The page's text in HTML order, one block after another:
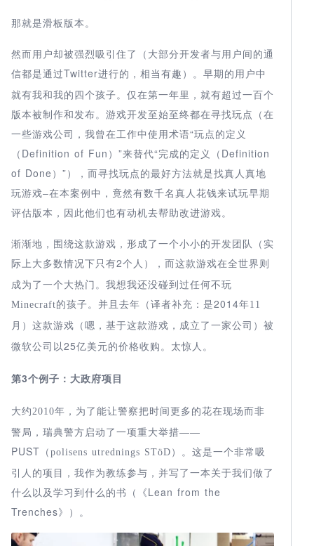
那就是滑板版本。
然而用户却被强烈吸引住了（大部分开发者与用户间的通
信都是通过Twitter进行的，相当有趣 ）。早期的用户中
就有我和我的四个孩子。仅在第一年里，就有超过一百个
版本被制作和发布。游戏开发至始至终都在寻找玩点（在
一些游戏公司，我曾在工作中使用术语“玩点的定义
（Definition of Fun）”来替代“完成的定义（Definition
of Done）”），而寻找玩点的最好方法就是找真人真地
玩游戏–在本案例中，竟然有数千名真人花钱来试玩早期
评估版本，因此他们也有动机去帮助改进游戏。
渐渐地，围绕这款游戏，形成了一个小小的开发团队（实
际上大多数情况下只有2个人）， 而这款游戏在全世界则
成为了一个大热门。我想我还没碰到过任何不玩
Minecraft的孩子。并且去年（译者补充：是2014年11
月 ）这款游戏（嗯，基于这款游戏，成立了一家公司）被
微软公司以25亿美元的价格收购。太惊人。
第3个例子：大政府项目
大约 2010年，为了能让警察把时间更多的花在现场而非
警局，瑞典警方启动了一项重大举措——
PUST（ polisens utrednings STöD ）。 这是一个非常吸
引人的项目，我作为教练参与，并写了一本关于我们做了
什么以及学习到什么的书（《Lean from the
Trenches》）。